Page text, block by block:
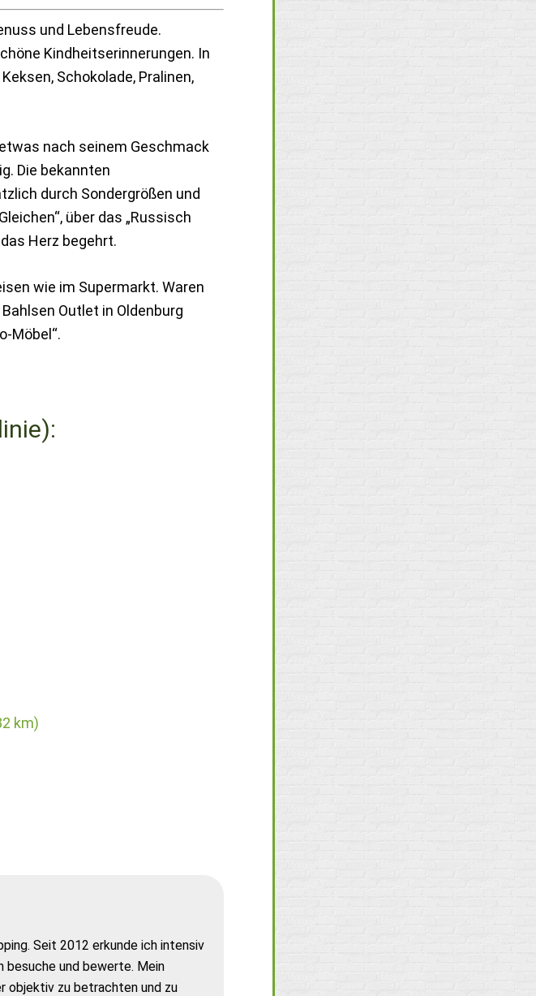
und Lebensfreude.
Kindheitserinnerungen. In
Schokolade, Pralinen,
nach seinem Geschmack
Die bekannten
durch Sondergrößen und
über das „Russisch
Herz begehrt.
wie im Supermarkt. Waren
Outlet in Oldenburg
Möbel“.
km)
Seit 2012 erkunde ich intensiv
besuche und bewerte. Mein
objektiv zu betrachten und zu